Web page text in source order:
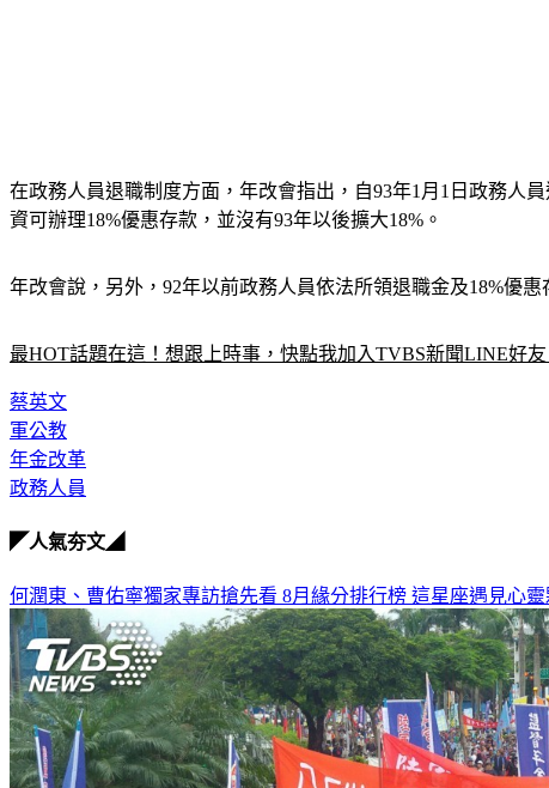
在政務人員退職制度方面，年改會指出，自93年1月1日政務人
資可辦理18%優惠存款，並沒有93年以後擴大18%。
年改會說，另外，92年以前政務人員依法所領退職金及18%優
最HOT話題在這！想跟上時事，快點我加入TVBS新聞LINE好友
蔡英文
軍公教
年金改革
政務人員
◤人氣夯文◢
何潤東、曹佑寧獨家專訪搶先看 8月緣分排行榜 這星座遇見心